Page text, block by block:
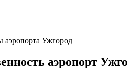
аэропорта Ужгород
аэропорт